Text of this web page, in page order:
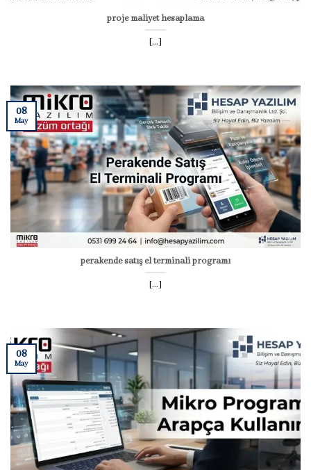
proje maliyet hesaplama
[...]
perakende satış el terminali programı
[...]
08
May
08
May